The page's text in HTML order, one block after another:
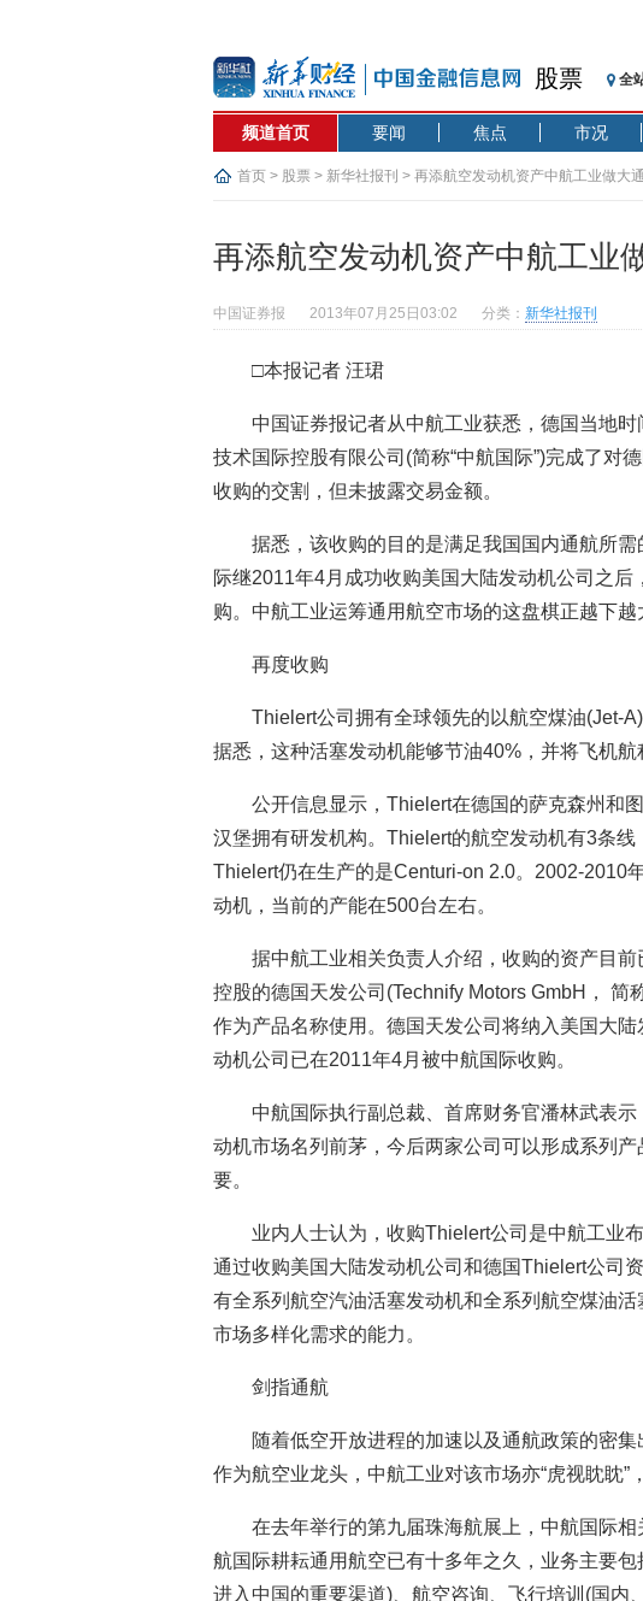
股票 全
频道首页 要闻 焦点 市况
首页 > 股票 > 新华社报刊 > 再添航空发动机资产中航工业做大
再添航空发动机资产中航工业
中国证券报 2013年07月25日03:02 分类： 新华社报刊
□本报记者 汪珺
中国证券报记者从中航工业获悉，德国当地
技术国际控股有限公司(简称“中航国际”)完成了对
收购的交割，但未披露交易金额。
据悉，该收购的目的是满足我国国内通航所
际继2011年4月成功收购美国大陆发动机公司之
购。中航工业运筹通用航空市场的这盘棋正越下越
再度收购
Thielert公司拥有全球领先的以航空煤油(Jet-
据悉，这种活塞发动机能够节油40%，并将飞机航
公开信息显示，Thielert在德国的萨克森州和
汉堡拥有研发机构。Thielert的航空发动机有3条线
Thielert仍在生产的是Centuri-on 2.0。2002-2010
动机，当前的产能在500台左右。
据中航工业相关负责人介绍，收购的资产目
控股的德国天发公司(Technify Motors GmbH， 简
作为产品名称使用。德国天发公司将纳入美国大
动机公司已在2011年4月被中航国际收购。
中航国际执行副总裁、首席财务官潘林武表
动机市场名列前茅，今后两家公司可以形成系列
要。
业内人士认为，收购Thielert公司是中航工业
通过收购美国大陆发动机公司和德国Thielert公司
有全系列航空汽油活塞发动机和全系列航空煤油
市场多样化需求的能力。
剑指通航
随着低空开放进程的加速以及通航政策的密集
作为航空业龙头，中航工业对该市场亦“虎视眈眈”
在去年举行的第九届珠海航展上，中航国际
航国际耕耘通用航空已有十多年之久，业务主要
进入中国的重要渠道)、航空咨询、飞行培训(国内